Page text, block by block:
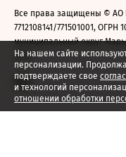
На нашем сайте
персонализации.
подтверждаете свое
и технологий
отношении обработки
Все права защищены ©
7712108141/771501001, ОГРН
муниципальный округ
2026